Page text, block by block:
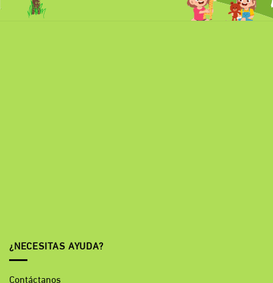
¿NECESITAS AYUDA?
Contáctanos